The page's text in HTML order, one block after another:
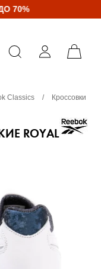
70%
Classics /
Кроссовки
ROYAL